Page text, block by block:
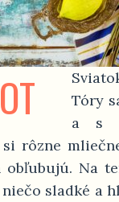
Tóry
a s
rôzne
Na
sladké a